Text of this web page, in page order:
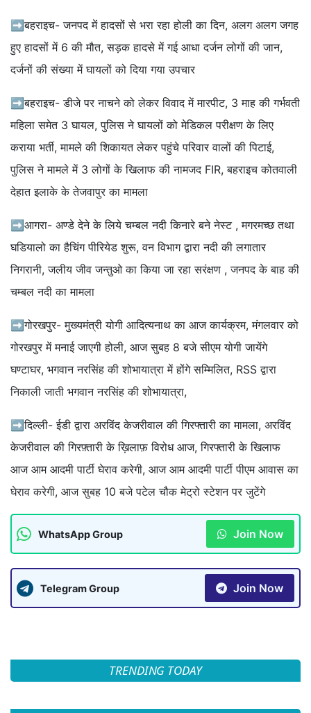
➡बहराइच- जनपद में हादसों से भरा रहा होली का दिन, अलग अलग जगह
हुए हादसों में 6 की मौत, सड़क हादसे में गई आधा दर्जन लोगों की जान,
दर्जनों की संख्या में घायलों को दिया गया उपचार
➡बहराइच- डीजे पर नाचने को लेकर विवाद में मारपीट, 3 माह की गर्भवती
महिला समेत 3 घायल, पुलिस ने घायलों को मेडिकल परीक्षण के लिए
कराया भर्ती, मामले की शिकायत लेकर पहुंचे परिवार वालों की पिटाई,
पुलिस ने मामले में 3 लोगों के खिलाफ की नामजद FIR, बहराइच कोतवाली
देहात इलाके के तेजवापुर का मामला
➡आगरा- अण्डे देने के लिये चम्बल नदी किनारे बने नेस्ट , मगरमच्छ तथा
घडियालो का हैचिंग पीरियेड शुरू, वन विभाग द्वारा नदी की लगातार
निगरानी, जलीय जीव जन्तुओ का किया जा रहा सरंक्षण , जनपद के बाह की
चम्बल नदी का मामला
➡गोरखपुर- मुख्यमंत्री योगी आदित्यनाथ का आज कार्यक्रम, मंगलवार को
गोरखपुर में मनाई जाएगी होली, आज सुबह 8 बजे सीएम योगी जायेंगे
घण्टाघर, भगवान नरसिंह की शोभायात्रा में होंगे सम्मिलित, RSS द्वारा
निकाली जाती भगवान नरसिंह की शोभायात्रा,
➡दिल्ली- ईडी द्वारा अरविंद केजरीवाल की गिरफ्तारी का मामला, अरविंद
केजरीवाल की गिरफ़्तारी के ख़िलाफ़ विरोध आज, गिरफ्तारी के खिलाफ
आज आम आदमी पार्टी घेराव करेगी, आज आम आदमी पार्टी पीएम आवास का
घेराव करेगी, आज सुबह 10 बजे पटेल चौक मेट्रो स्टेशन पर जुटेंगे
WhatsApp Group Join Now
Telegram Group Join Now
TRENDING TODAY